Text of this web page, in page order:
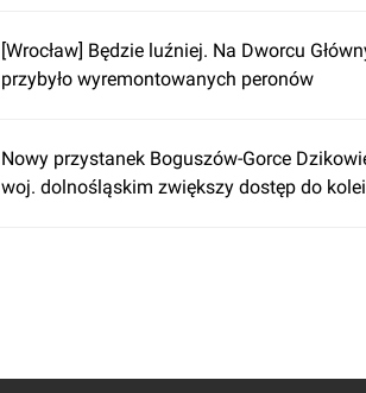
[Wrocław] Będzie luźniej. Na Dworcu
przybyło wyremontowanych peronów
Nowy przystanek Boguszów-Gorce
woj. dolnośląskim zwiększy dostęp do kolei